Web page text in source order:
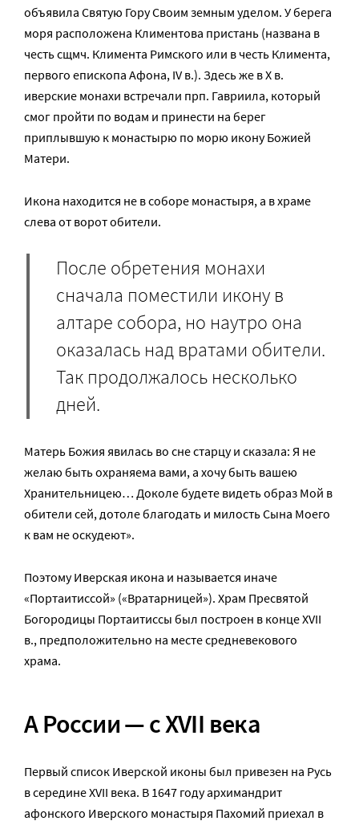
объявила Святую Гору Своим земным уделом. У берега
моря расположена Климентова пристань (названа в
честь сщмч. Климента Римского или в честь Климента,
первого епископа Афона, IV в.). Здесь же в X в.
иверские монахи встречали прп. Гавриила, который
смог пройти по водам и принести на берег
приплывшую к монастырю по морю икону Божией
Матери.
Икона находится не в соборе монастыря, а в храме
слева от ворот обители.
После обретения монахи
сначала поместили икону в
алтаре собора, но наутро она
оказалась над вратами обители.
Так продолжалось несколько
дней.
Матерь Божия явилась во сне старцу и сказала: Я не
желаю быть охраняема вами, а хочу быть вашею
Хранительницею… Доколе будете видеть образ Мой в
обители сей, дотоле благодать и милость Сына Моего
к вам не оскудеют».
Поэтому Иверская икона и называется иначе
«Портаитиссой» («Вратарницей»). Храм Пресвятой
Богородицы Портаитиссы был построен в конце XVII
в., предположительно на месте средневекового
храма.
А России — сXVII века
Первый список Иверской иконы был привезен на Русь
в середине XVII века. В 1647 году архимандрит
афонского Иверского монастыря Пахомий приехал в